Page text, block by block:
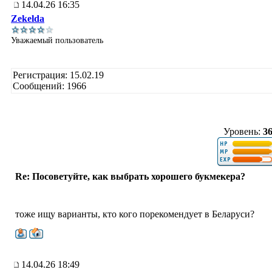
14.04.26 16:35
Zekelda
Уважаемый пользователь
Регистрация: 15.02.19
Сообщений: 1966
Уровень: 36
Re: Посоветуйте, как выбрать хорошего букмекера?
тоже ищу варианты, кто кого порекомендует в Беларуси?
14.04.26 18:49